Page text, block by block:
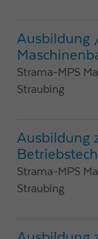
Ausbildung
Strama-MPS
Straubing
Ausbildung
Strama-MPS
Straubing